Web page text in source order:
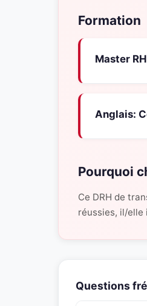
Formation
Master RH
Anglais:
Pourquoi
Ce DRH de
réussies, il/
Questions